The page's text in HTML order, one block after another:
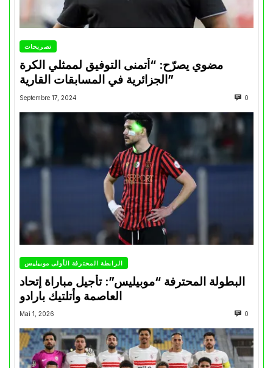
تصريحات
مضوي يصرّح: “أتمنى التوفيق لممثلي الكرة
الجزائرية في المسابقات القارية”
Septembre 17, 2024 0
الرابطة المحترفة الأولى موبيليس
البطولة المحترفة “موبيليس”: تأجيل مباراة إتحاد
العاصمة وأتلتيك بارادو
Mai 1, 2026 0